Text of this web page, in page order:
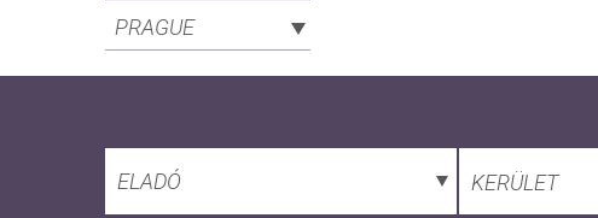
PRAGUE
ELADÓ KERÜLET